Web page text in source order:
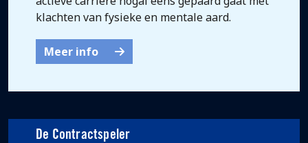
klachten van fysieke en mentale aard.
Meer info
De Contractspeler